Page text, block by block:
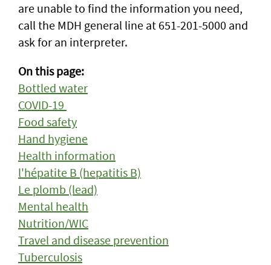
are unable to find the information you need,
call the MDH general line at 651-201-5000 and
ask for an interpreter.
On this page:
Bottled water
COVID-19
Food safety
Hand hygiene
Health information
l'hépatite B (hepatitis B)
Le plomb (lead)
Mental health
Nutrition/WIC
Travel and disease prevention
Tuberculosis